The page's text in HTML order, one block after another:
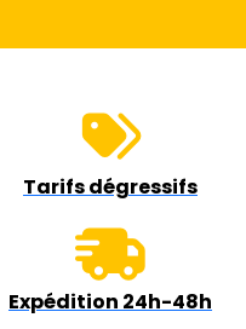
Tarifs dégressifs
Expédition 24h-48h